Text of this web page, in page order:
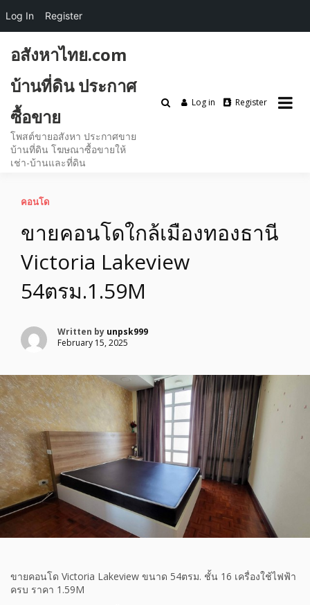
content
อสังหาไทย.com
บ้านที่ดิน ประกาศ
ซื้อขาย
โพสต์ขายอสังหา ประกาศขาย
บ้านที่ดิน โฆษณาซื้อขายให้
เช่า-บ้านและที่ดิน
Log in Register
คอนโด
ขายคอนโดใกล้เมืองทองธานี
Victoria Lakeview
54ตรม.1.59M
Written by unpsk999
February 15, 2025
ขายคอนโด Victoria Lakeview ขนาด 54ตรม. ชั้น 16 เครื่องใช้ไฟฟ้า
ครบ ราคา 1.59M
Log In Register